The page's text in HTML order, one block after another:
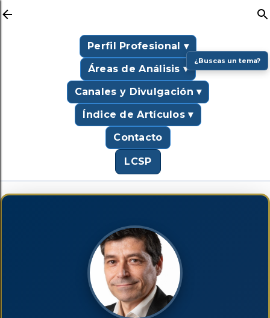
Perfil Profesional ▾
Áreas de Análisis ▾
Canales y Divulgación ▾
Índice de Artículos ▾
Contacto
LCSP
¿Buscas un tema?